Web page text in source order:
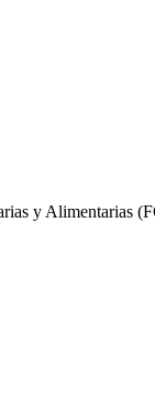
y Alimentarias